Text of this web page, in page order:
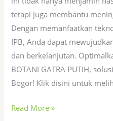
tetapi juga membantu
Dengan memanfaatkan
IPB, Anda dapat
dan berkelanjutan.
BOTANI GATRA PUTIH,
Bogor! Klik disini untuk
Read More »